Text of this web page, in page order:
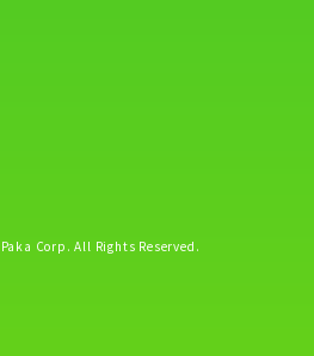
Corp. All Rights Reserved.